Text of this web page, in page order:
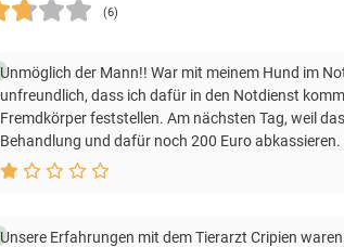
(6)
Unmöglich der Mann!! War mit meinem Hund im
unfreundlich, dass ich dafür in den Notdienst
Fremdkörper feststellen. Am nächsten Tag, weil
Behandlung und dafür noch 200 Euro abkassieren.
Unsere Erfahrungen mit dem Tierarzt Cripien